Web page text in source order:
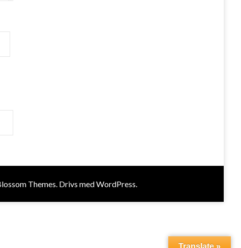
Themes . Drivs medWordPress
Translate »